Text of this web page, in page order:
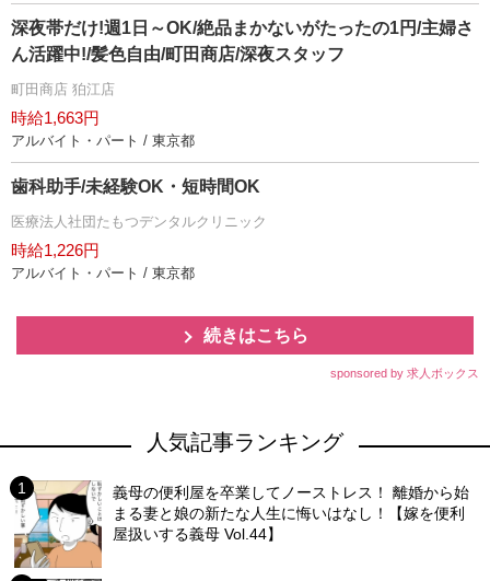
深夜帯だけ!週1日～OK/絶品まかないがたったの1円/主婦さ
ん活躍中!/髪色自由/町田商店/深夜スタッフ
町田商店 狛江店
時給1,663円
アルバイト・パート / 東京都
歯科助手/未経験OK・短時間OK
医療法人社団たもつデンタルクリニック
時給1,226円
アルバイト・パート / 東京都
続きはこちら
sponsored by 求人ボックス
人気記事ランキング
義母の便利屋を卒業してノーストレス！ 離婚から始
まる妻と娘の新たな人生に悔いはなし！【嫁を便利
屋扱いする義母 Vol.44】